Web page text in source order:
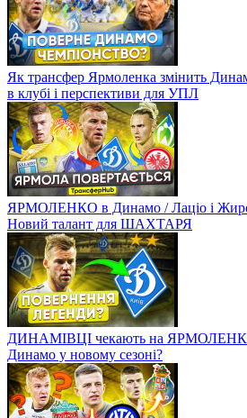
Як трансфер Ярмоленка змінить
в клубі і перспективи для УПЛ
ЯРМОЛЕНКО в Динамо / Лаціо і
Новий талант для ШАХТАРЯ
ДИНАМІВЦІ чекають на ЯРМОЛЕНКА
Динамо у новому сезоні?